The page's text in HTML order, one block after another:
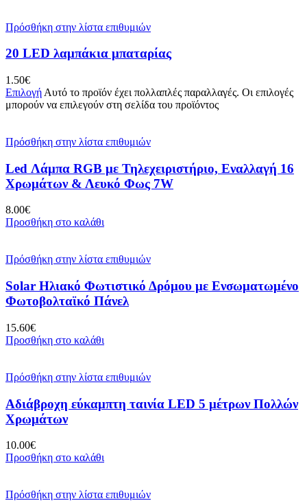
Πρόσθήκη στην λίστα επιθυμιών
20 LED λαμπάκια μπαταρίας
1.50€
Επιλογή Αυτό το προϊόν έχει πολλαπλές παραλλαγές. Οι επιλογές
μπορούν να επιλεγούν στη σελίδα του προϊόντος
Πρόσθήκη στην λίστα επιθυμιών
Led Λάμπα RGB με Τηλεχειριστήριο, Εναλλαγή 16
Χρωμάτων & Λευκό Φως 7W
8.00€
Προσθήκη στο καλάθι
Πρόσθήκη στην λίστα επιθυμιών
Solar Ηλιακό Φωτιστικό Δρόμου με Ενσωματωμένο
Φωτοβολταϊκό Πάνελ
15.60€
Προσθήκη στο καλάθι
Πρόσθήκη στην λίστα επιθυμιών
Αδιάβροχη εύκαμπτη ταινία LED 5 μέτρων Πολλών
Χρωμάτων
10.00€
Προσθήκη στο καλάθι
Πρόσθήκη στην λίστα επιθυμιών